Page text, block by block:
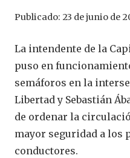
Publicado: 23 de junio de
La intendente de la
puso en
semáforos en la
Libertad y Sebastián
de ordenar la
mayor seguridad a los
conductores.